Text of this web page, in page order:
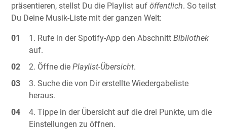
präsentieren, stellst Du die Playlist auf öffentlich. So teilst
Du Deine Musik-Liste mit der ganzen Welt:
Rufe in der Spotify-App den AbschnittBibliothek
auf.
Öffne diePlaylist-Übersicht.
Suche die von Dir erstellte Wiedergabeliste
heraus.
Tippe in der Übersicht auf die drei Punkte, um die
Einstellungen zu öffnen.